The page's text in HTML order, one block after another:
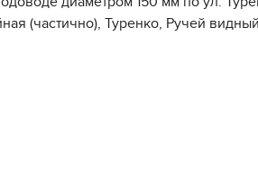
(частично), Туренко, Ручей